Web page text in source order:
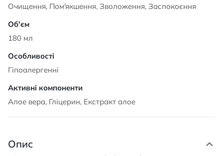
Очищення, Пом'якшення, Зволоження, Заспокоєння
180 мл
Гіпоалергенні
Алое вера, Гліцерин, Екстракт алое
Опис